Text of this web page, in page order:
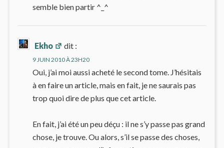
semble bien partir ^_^
Ekho dit :
9 JUIN 2010 À 23H20
Oui, j’ai moi aussi acheté le second tome. J’hésitais
à en faire un article, mais en fait, je ne saurais pas
trop quoi dire de plus que cet article.
En fait, j’ai été un peu déçu : il ne s’y passe pas grand
chose, je trouve. Ou alors, s’il se passe des choses,